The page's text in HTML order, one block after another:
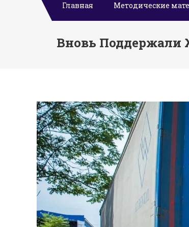
Главная Методические
Вновь Поддержали